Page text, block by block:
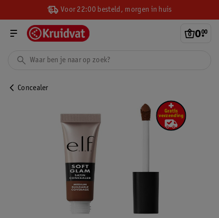
Voor 22:00 besteld, morgen in huis
0.
00
Concealer